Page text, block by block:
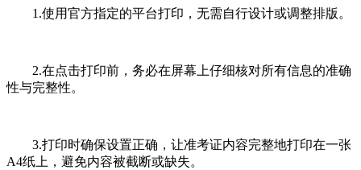
1.使用官方指定的平台打印，无需自行设计或调整排版。
2.在点击打印前，务必在屏幕上仔细核对所有信息的准确
性与完整性。
3.打印时确保设置正确，让准考证内容完整地打印在一张
A4纸上，避免内容被截断或缺失。